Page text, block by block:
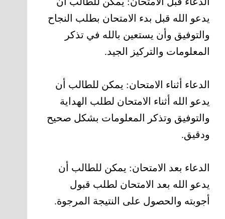
يدعو الله قبل بدء الامتحان بطلب النجاح
والتوفيق وأن يستعين بالله في تذكر
المعلومات والتركيز الجيد.
الدعاء أثناء الامتحان: يمكن للطالب أن
يدعو الله أثناء الامتحان لطلب الهداية
والتوفيق وتذكر المعلومات بشكل صحيح
ودقيق.
الدعاء بعد الامتحان: يمكن للطالب أن
يدعو الله بعد الامتحان لطلب قبول
أجوبته والحصول على النتيجة المرجوة.